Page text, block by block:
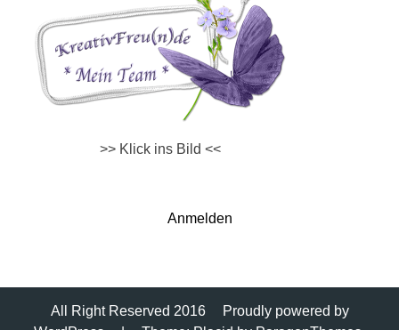
>> Klick ins Bild <<
Anmelden
All Right Reserved 2016
Proudly powered by